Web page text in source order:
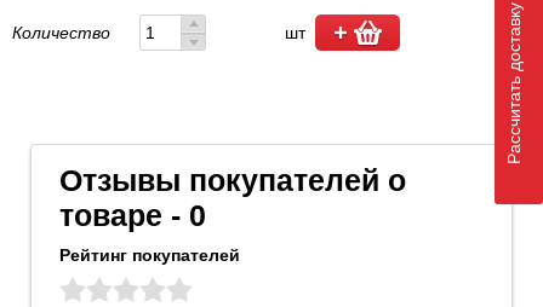
Количество шт
Отзывы покупателей о
товаре - 0
Рейтинг покупателей
Рассчитать доставку